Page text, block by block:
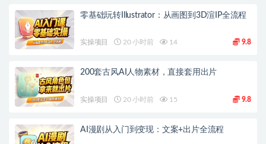
零基础玩转Illustrator：从画图到3D渲IP全流程
实操项目 20 小时前 14 9.8
200套古风AI人物素材，直接套用出片
实操项目 20 小时前 15 9.8
AI漫剧从入门到变现：文案+出片全流程